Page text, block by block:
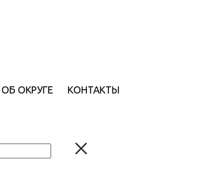
ОБ ОКРУГЕ КОНТАКТЫ